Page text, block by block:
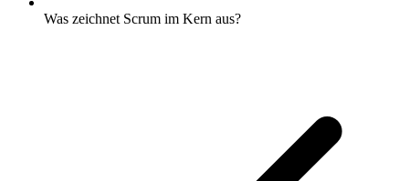
Was zeichnet Scrum im Kern aus?